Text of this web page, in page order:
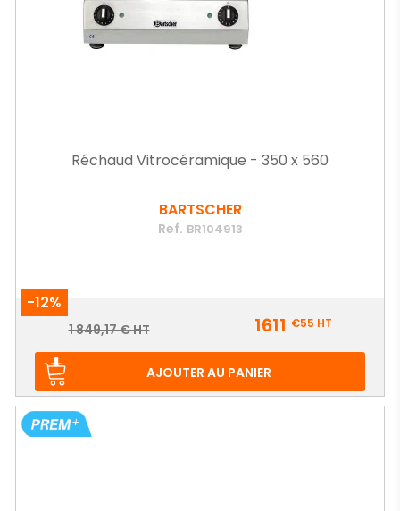
Réchaud Vitrocéramique - 350 x 560
BARTSCHER
Ref. BR104913
-12%
Prix
Prix
1 849,17 € HT 1611 €55 HT
AJOUTER AU PANIER